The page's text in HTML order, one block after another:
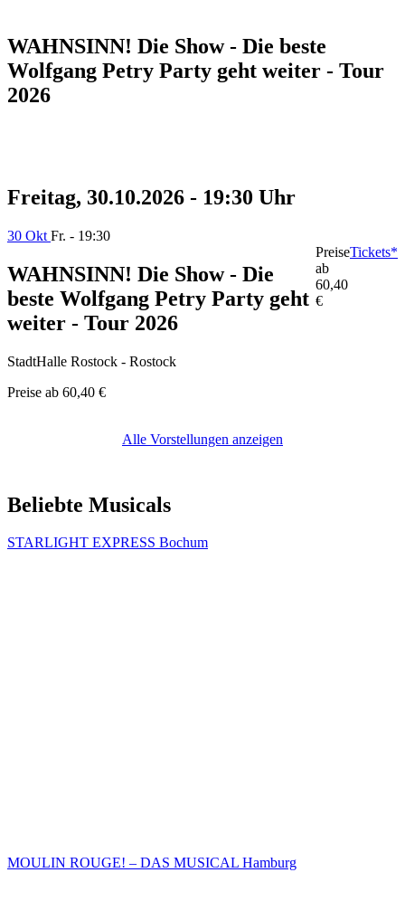
WAHNSINN! Die Show - Die beste
Wolfgang Petry Party geht weiter - Tour
2026
Freitag, 30.10.2026 - 19:30 Uhr
30 Okt Fr. - 19:30
WAHNSINN! Die Show - Die
beste Wolfgang Petry Party geht
weiter - Tour 2026
StadtHalle Rostock - Rostock
Preise ab 60,40 €
Preise
ab
60,40
€
Tickets*
Alle Vorstellungen anzeigen
Beliebte Musicals
STARLIGHT EXPRESS Bochum
MOULIN ROUGE! – DAS MUSICAL Hamburg